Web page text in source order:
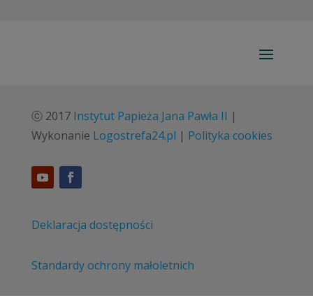
ⓒ 2017 Instytut Papieża Jana Pawła II |
Wykonanie Logostrefa24.pl | Polityka cookies
Deklaracja dostępności
Standardy ochrony małoletnich